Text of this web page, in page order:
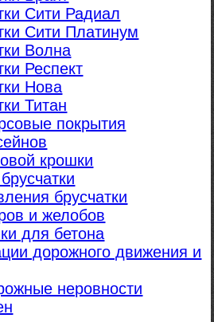
Сити Радиал
Сити Платинум
Волна
Респект
Нова
Титан
покрытия
крошки
брусчатки
и желобов
для бетона
дорожного движения и
неровности